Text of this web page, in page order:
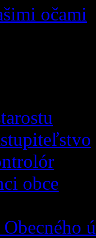
očami
obce